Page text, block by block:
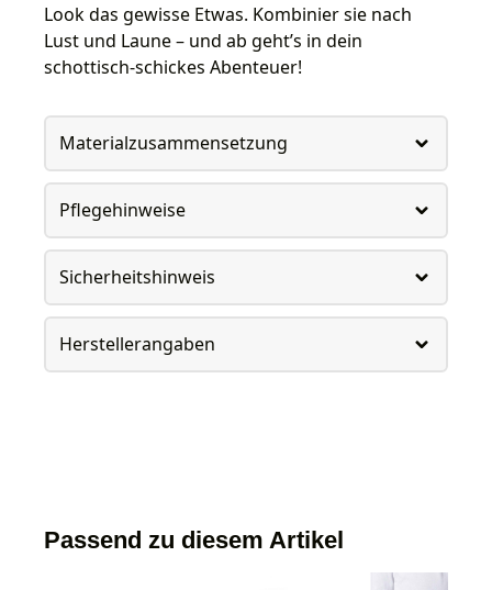
Look das gewisse Etwas. Kombinier sie nach
Lust und Laune – und ab geht’s in dein
schottisch-schickes Abenteuer!
Materialzusammensetzung
Pflegehinweise
Sicherheitshinweis
Herstellerangaben
Passend zu diesem Artikel